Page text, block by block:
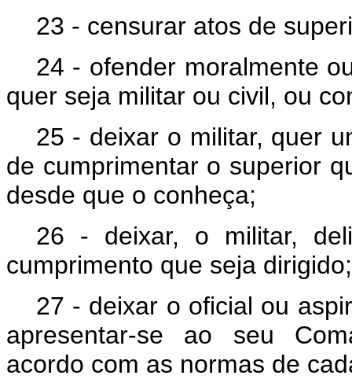
23 - censurar atos de
24 - ofender moralmente
quer seja militar ou civil, ou
25 - deixar o militar, quer
de cumprimentar o superior
desde que o conheça;
26 - deixar, o militar,
cumprimento que seja dirigido;
27 - deixar o oficial ou
apresentar-se ao seu
acordo com as normas de